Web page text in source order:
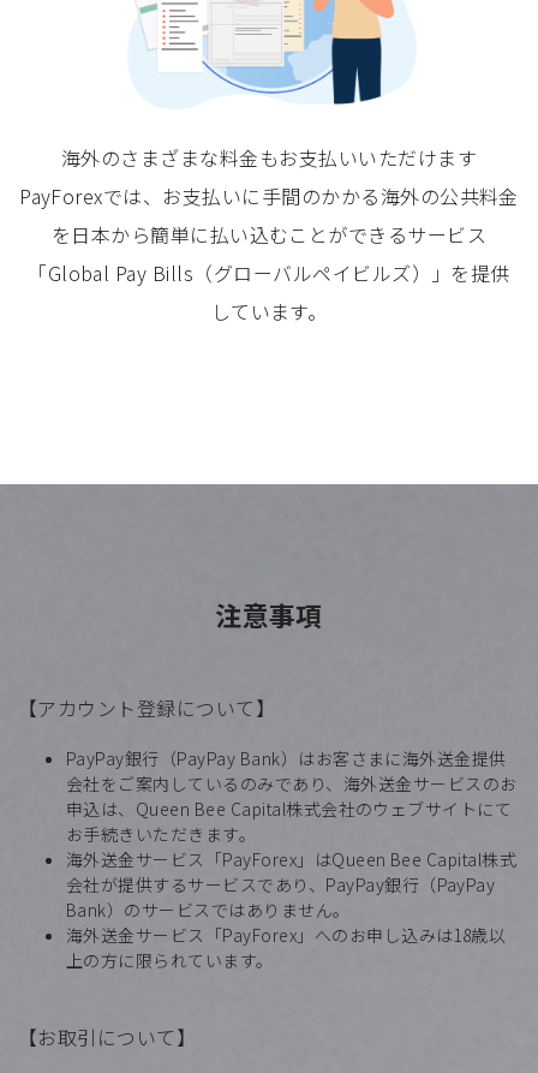
海外のさまざまな料金もお支払いいただけます
PayForexでは、お支払いに手間のかかる海外の公共料金
を日本から簡単に払い込むことができるサービス
「Global Pay Bills（グローバルペイビルズ）」を提供
しています。
注意事項
【アカウント登録について】
PayPay銀行（PayPay Bank）はお客さまに海外送金提供
会社をご案内しているのみであり、海外送金サービスのお
申込は、Queen Bee Capital株式会社のウェブサイトにて
お手続きいただきます。
海外送金サービス「PayForex」はQueen Bee Capital株式
会社が提供するサービスであり、PayPay銀行（PayPay
Bank）のサービスではありません。
海外送金サービス「PayForex」へのお申し込みは18歳以
上の方に限られています。
【お取引について】